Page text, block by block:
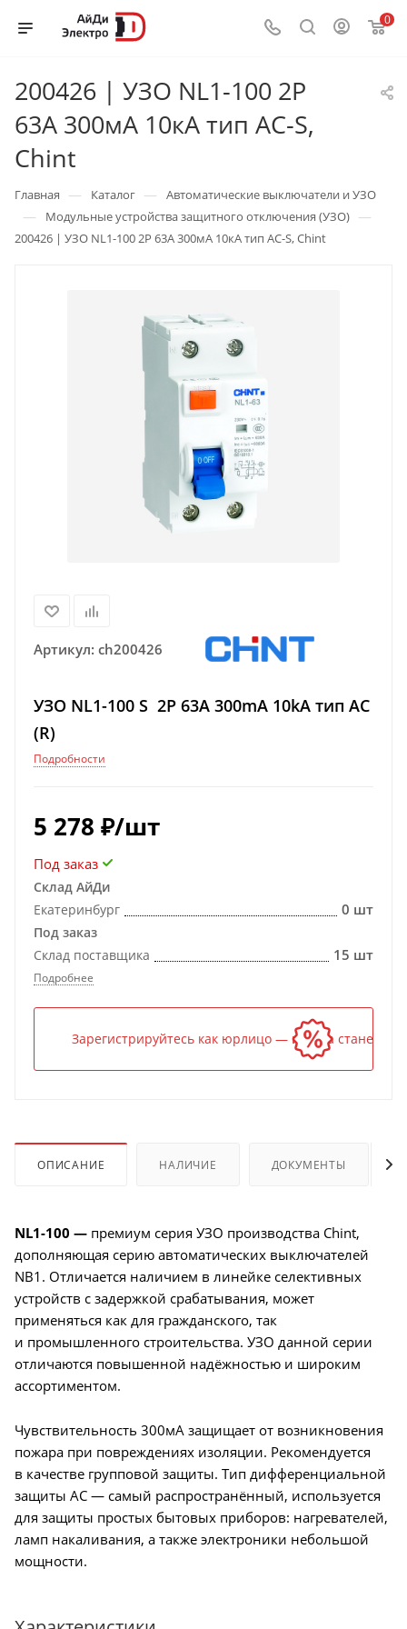
0
200426 | УЗО NL1-100 2P
63А 300мА 10кА тип AC-S,
Chint
Главная — Каталог — Автоматические выключатели и УЗО
— Модульные устройства защитного отключения (УЗО) —
200426 | УЗО NL1-100 2P 63А 300мА 10кА тип AC-S, Chint
Артикул: ch200426
УЗО NL1-100 S 2P 63A 300mA 10kA тип AC
(R)
Подробности
5 278 ₽/шт
Под заказ
Склад АйДи
Екатеринбург
0 шт
Под заказ
Склад поставщика
15 шт
Подробнее
Зарегистрируйтесь как юрлицо — и цена станет
ОПИСАНИЕ НАЛИЧИЕ ДОКУМЕНТЫ
NL1-100 — премиум серия УЗО производства Chint,
дополняющая серию автоматических выключателей
NB1. Отличается наличием в линейке селективных
устройств с задержкой срабатывания, может
применяться как для гражданского, так
и промышленного строительства. УЗО данной серии
отличаются повышенной надёжностью и широким
ассортиментом.
Чувствительность 300мА защищает от возникновения
пожара при повреждениях изоляции. Рекомендуется
в качестве групповой защиты. Тип дифференциальной
защиты AC — самый распространённый, используется
для защиты простых бытовых приборов: нагревателей,
ламп накаливания, а также электроники небольшой
мощности.